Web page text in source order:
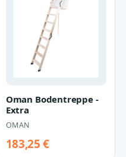
Oman Bodentreppe -
Extra
OMAN
183,25 €